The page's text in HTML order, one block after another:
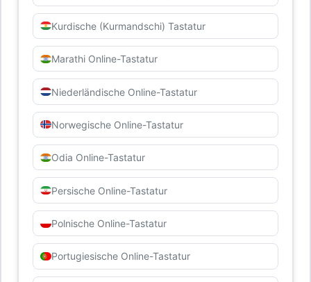
Kurdische (Kurmandschi) Tastatur
Marathi Online-Tastatur
Niederländische Online-Tastatur
Norwegische Online-Tastatur
Odia Online-Tastatur
Persische Online-Tastatur
Polnische Online-Tastatur
Portugiesische Online-Tastatur